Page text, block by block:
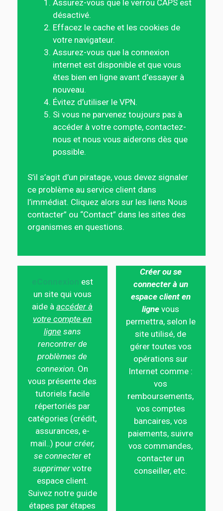
Assurez-vous que le verrou CAPS est
désactivé.
Effacez le cache et les cookies de
votre navigateur.
Assurez-vous que la connexion
internet est disponible et que vous
êtes bien en ligne avant d’essayer à
nouveau.
Évitez d’utiliser le VPN.
Si vous ne parvenez toujours pas à
accéder à votre compte, contactez-
nous et nous vous aiderons dès que
possible.
S’il s’agit d’un piratage, vous devez signaler
ce problème au service client dans
l’immédiat. Cliquez alors sur les liens Nous
contacter” ou “Contact” dans les sites des
organismes en questions.
est
un site qui vous
aide àaccéder à
votre compte en
ligne sans
rencontrer de
problèmes de
connexion. On
vous présente des
tutoriels facile
répertoriés par
catégories (crédit,
assurances, e-
mail..) pour créer,
se connecter et
supprimer votre
espace client.
Suivez notre guide
étapes par étapes
Créer ou se
connecter à un
espace client en
ligne vous
permettra, selon le
site utilisé, de
gérer toutes vos
opérations sur
Internet comme :
vos
remboursements,
vos comptes
bancaires, vos
paiements, suivre
vos commandes,
contacter un
conseiller, etc.